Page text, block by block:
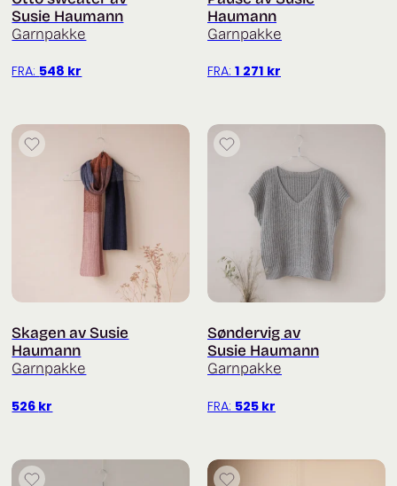
Susie Haumann
Garnpakke
FRA: 548 kr
Haumann
Garnpakke
FRA: 1 271 kr
Skagen av Susie
Haumann
Garnpakke
526 kr
Søndervig av
Susie Haumann
Garnpakke
FRA: 525 kr